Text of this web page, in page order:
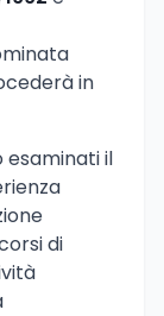
in
esaminati il
di